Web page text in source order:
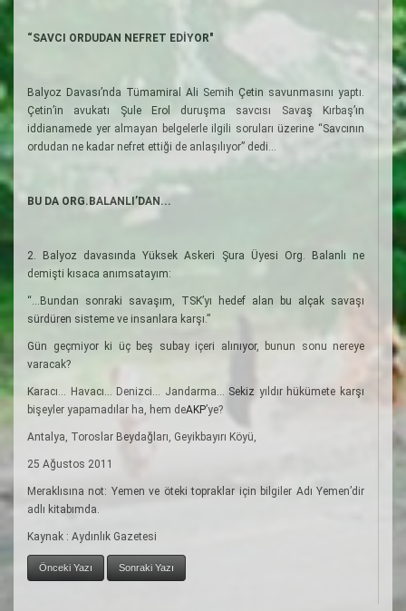
“SAVCI ORDUDAN NEFRET EDİYOR"
Balyoz Davası’nda Tümamiral Ali Semih Çetin savunmasını yaptı.
Çetin’in avukatı Şule Erol duruşma savcısı Savaş Kırbaş’ın
iddianamede yer almayan belgelerle ilgili soruları üzerine “Savcının
ordudan ne kadar nefret ettiği de anlaşılıyor” dedi...
BU DA ORG.BALANLI’DAN...
2. Balyoz davasında Yüksek Askeri Şura Üyesi Org. Balanlı ne
demişti kısaca anımsatayım:
“...Bundan sonraki savaşım, TSK’yı hedef alan bu alçak savaşı
sürdüren sisteme ve insanlara karşı.”
Gün geçmiyor ki üç beş subay içeri alınıyor, bunun sonu nereye
varacak?
Karacı... Havacı... Denizci... Jandarma... Sekiz yıldır hükümete karşı
bişeyler yapamadılar ha, hem deAKP’ye?
Antalya, Toroslar Beydağları, Geyikbayırı Köyü,
25 Ağustos 2011
Meraklısına not: Yemen ve öteki topraklar için bilgiler Adı Yemen’dir
adlı kitabımda.
Kaynak : Aydınlık Gazetesi
Önceki Yazı Sonraki Yazı